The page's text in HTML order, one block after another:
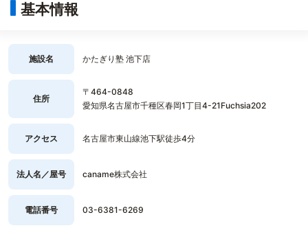
基本情報
施設名 かたぎり塾 池下店
住所
〒464-0848
愛知県名古屋市千種区春岡1丁目4-21Fuchsia202
アクセス 名古屋市東山線池下駅徒歩4分
法人名／屋号 caname株式会社
電話番号 03-6381-6269